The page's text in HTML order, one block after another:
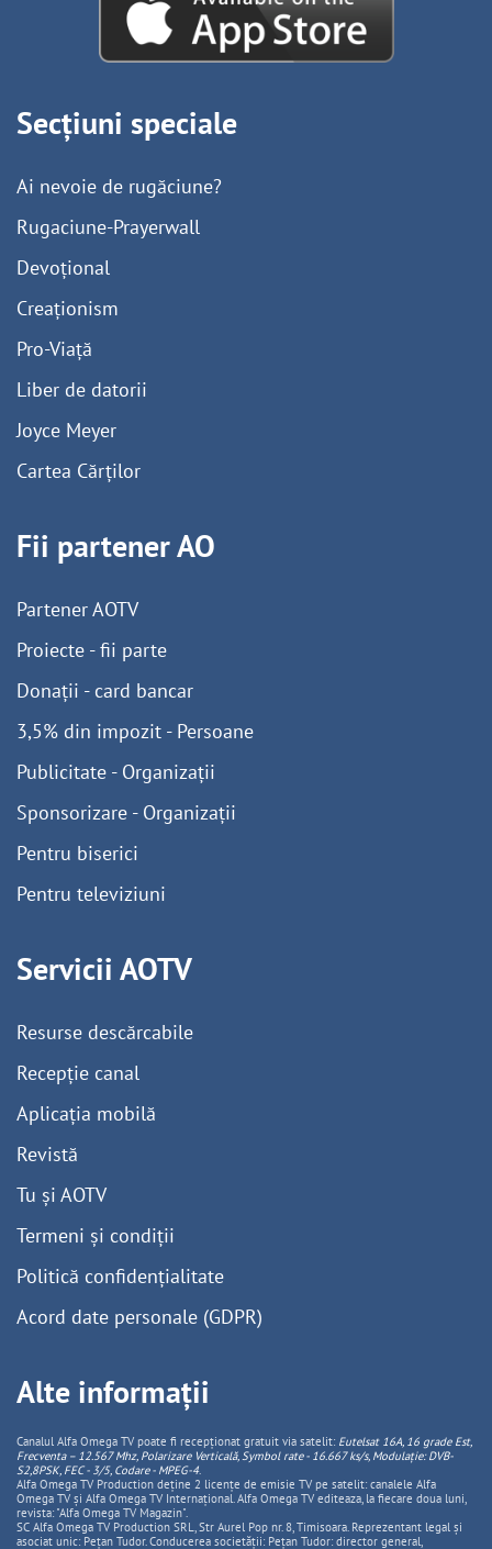
Secțiuni speciale
Ai nevoie de rugăciune?
Rugaciune-Prayerwall
Devoțional
Creaționism
Pro-Viață
Liber de datorii
Joyce Meyer
Cartea Cărților
Fii partener AO
Partener AOTV
Proiecte - fii parte
Donații - card bancar
3,5% din impozit - Persoane
Publicitate - Organizații
Sponsorizare - Organizații
Pentru biserici
Pentru televiziuni
Servicii AOTV
Resurse descărcabile
Recepție canal
Aplicația mobilă
Revistă
Tu și AOTV
Termeni și condiții
Politică confidențialitate
Acord date personale (GDPR)
Alte informații
Canalul Alfa Omega TV poate fi recepționat gratuit via satelit: Eutelsat 16A, 16 grade Est,
Frecventa – 12.567 Mhz, PolarizareVerticală, Symbol rate - 16.667 ks/s, Modulație: DVB-
S2,8PSK, FEC - 3/5, Codare - MPEG-4.
Alfa Omega TV Production deține 2 licențe de emisie TV pe satelit: canalele Alfa
Omega TV și Alfa Omega TV Internațional. Alfa Omega TV editeaza, la fiecare doua luni,
revista: "Alfa Omega TV Magazin".
SC Alfa Omega TV Production SRL, Str Aurel Pop nr. 8, Timisoara. Reprezentant legal și
asociat unic: Pețan Tudor. Conducerea societății: Pețan Tudor: director general,